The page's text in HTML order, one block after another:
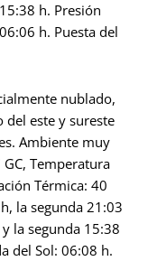
h. Presión
h. Puesta del
nublado,
del este y sureste
Ambiente muy
Temperatura
Térmica: 40
la segunda 21:03
la segunda 15:38
del Sol: 06:08 h.